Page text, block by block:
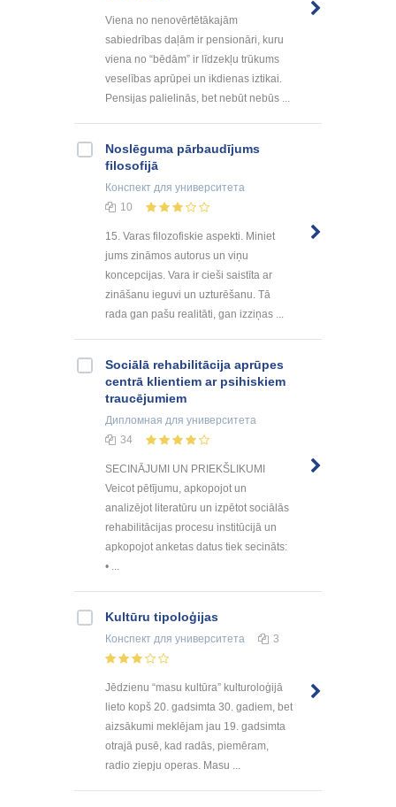
Viena no nenovērtētākajām
sabiedrības daļām ir pensionāri, kuru
viena no “bēdām” ir līdzekļu trūkums
veselības aprūpei un ikdienas iztikai.
Pensijas palielinās, bet nebūt nebūs ...
Noslēguma pārbaudījums
filosofijā
Конспект для университета
10
15. Varas filozofiskie aspekti. Miniet
jums zināmos autorus un viņu
koncepcijas. Vara ir cieši saistīta ar
zināšanu ieguvi un uzturēšanu. Tā
rada gan pašu realitāti, gan izziņas ...
Sociālā rehabilitācija aprūpes
centrā klientiem ar psihiskiem
traucējumiem
Дипломная для университета
34
SECINĀJUMI UN PRIEKŠLIKUMI
Veicot pētījumu, apkopojot un
analizējot literatūru un izpētot sociālās
rehabilitācijas procesu institūcijā un
apkopojot anketas datus tiek secināts:
• ...
Kultūru tipoloģijas
Конспект для университета 3
Jēdzienu “masu kultūra” kulturoloģijā
lieto kopš 20. gadsimta 30. gadiem, bet
aizsākumi meklējam jau 19. gadsimta
otrajā pusē, kad radās, piemēram,
radio ziepju operas. Masu ...